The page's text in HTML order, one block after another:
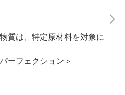
質は、特定原材料を対象に
ーフェクション＞
起表示：なし